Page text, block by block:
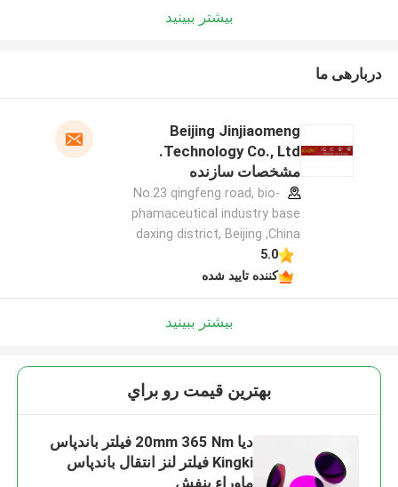
بیشتر ببینید
دربارهی ما
Beijing Jinjiaomeng
Technology Co., Ltd.
مشخصات سازنده
No.23 qingfeng road, bio-
phamaceutical industry base
daxing district, Beijing ,China
5.0
کننده تایید شده
بیشتر ببینید
بهترين قيمت رو براي
دیا 20mm 365 Nm فیلتر باندپاس
Kingki فیلتر لنز انتقال باندپاس
ماوراء بنفش